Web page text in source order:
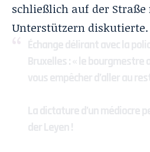
schließlich auf der
Unterstützern diskutierte.
Échange délirant avec la
Bruxelles : « le bourgmestre
vous empêcher d’aller au
La dictature d’un médiocre
der Leyen !